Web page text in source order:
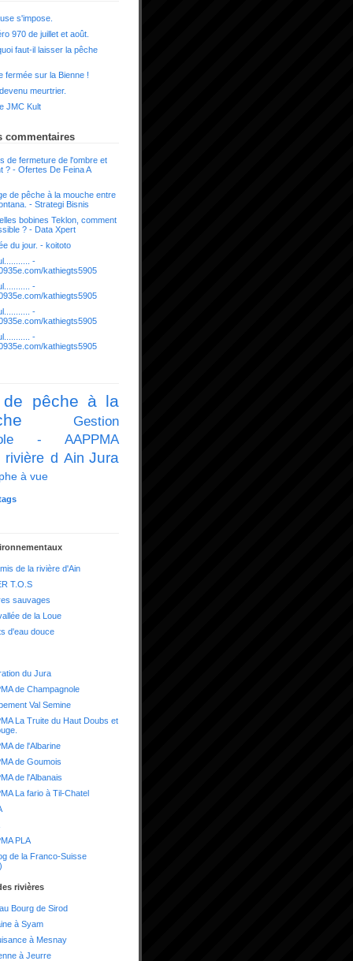
s'impose.
970 de juillet et août.
faut-il laisser la pêche
fermée sur la Bienne !
meurtrier.
JMC Kult
commentaires
de fermeture de l'ombre et
? - Ofertes De Feina A
de pêche à la mouche entre
- Strategi Bisnis
bobines Teklon, comment
? - Data Xpert
du jour. - koitoto
-
kathiegts5905
-
kathiegts5905
-
kathiegts5905
-
kathiegts5905
de pêche à la
Gestion
- AAPPMA
rivière d Ain Jura
à vue
de la rivière d'Ain
T.O.S
sauvages
de la Loue
d'eau douce
du Jura
de Champagnole
Val Semine
La Truite du Haut Doubs et
de l'Albarine
de Goumois
de l'Albanais
La fario à Til-Chatel
PLA
de la Franco-Suisse
rivières
Bourg de Sirod
à Syam
à Mesnay
à Jeurre